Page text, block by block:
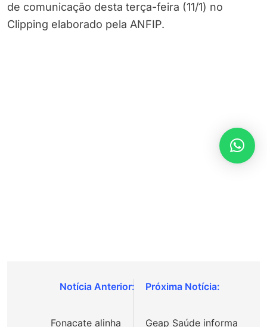
de comunicação desta terça-feira (11/1) no
Clipping elaborado pela ANFIP.
Navegação
Fonacate alinha
Geap Saúde informa